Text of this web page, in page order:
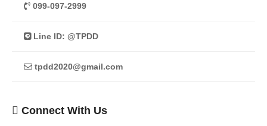
099-097-2999
Line ID: @TPDD
tpdd2020@gmail.com
Connect With Us